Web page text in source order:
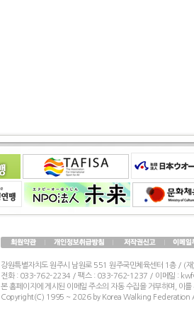
강원특별자치도 원주시 남원로 551 원주국민체육센터 1층 / (재
전화 : 033-762-2234 / 팩스 : 033-762-1237 / 이메일 :
본 홈페이지에 게시된 이메일 주소의 자동 수집을 거부하며, 이
Copyright(C) 1995 ~ 2026 by Korea Walking Federation